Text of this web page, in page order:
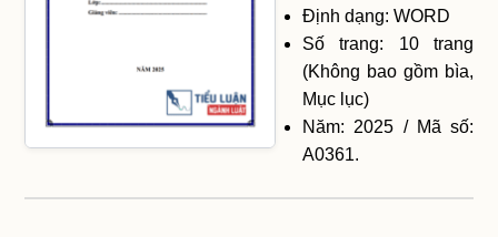
Định dạng: WORD
Số trang: 10 trang
(Không bao gồm bìa,
Mục lục)
Năm: 2025 / Mã số:
A0361.